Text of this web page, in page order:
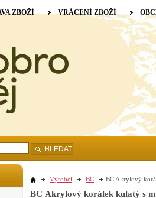
Výrobci BC BC Akrylový
BC Akrylový korálek kulatý s
ZBOŽÍ VRÁCENÍ ZBOŽÍ
HLEDAT